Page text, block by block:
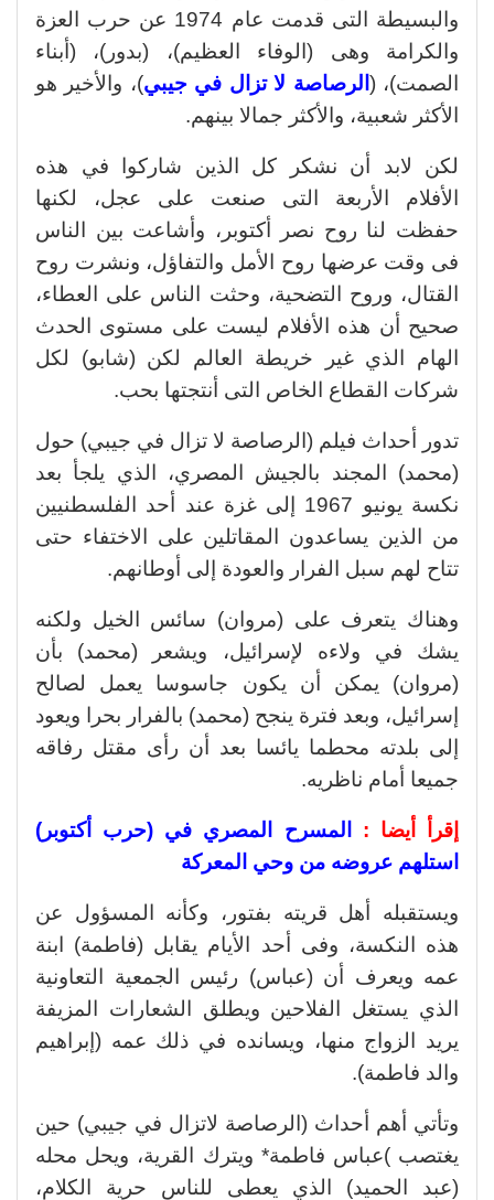
والبسيطة التى قدمت عام 1974 عن حرب العزة
والكرامة وهى (الوفاء العظيم)، (بدور)، (أبناء
الصمت)، ( الرصاصة لا تزال في جيبي)، والأخير هو
الأكثر شعبية، والأكثر جمالا بينهم.
لكن لابد أن نشكر كل الذين شاركوا في هذه
الأفلام الأربعة التى صنعت على عجل، لكنها
حفظت لنا روح نصر أكتوبر، وأشاعت بين الناس
فى وقت عرضها روح الأمل والتفاؤل، ونشرت روح
القتال، وروح التضحية، وحثت الناس على العطاء،
صحيح أن هذه الأفلام ليست على مستوى الحدث
الهام الذي غير خريطة العالم لكن (شابو) لكل
شركات القطاع الخاص التى أنتجتها بحب.
تدور أحداث فيلم (الرصاصة لا تزال في جيبي) حول
(محمد) المجند بالجيش المصري، الذي يلجأ بعد
نكسة يونيو 1967 إلى غزة عند أحد الفلسطنيين
من الذين يساعدون المقاتلين على الاختفاء حتى
تتاح لهم سبل الفرار والعودة إلى أوطانهم.
وهناك يتعرف على (مروان) سائس الخيل ولكنه
يشك في ولاءه لإسرائيل، ويشعر (محمد) بأن
(مروان) يمكن أن يكون جاسوسا يعمل لصالح
إسرائيل، وبعد فترة ينجح (محمد) بالفرار بحرا ويعود
إلى بلدته محطما يائسا بعد أن رأى مقتل رفاقه
جميعا أمام ناظريه.
إقرأ أيضا :
المسرح المصري في (حرب أكتوبر)
استلهم عروضه من وحي المعركة
ويستقبله أهل قريته بفتور، وكأنه المسؤول عن
هذه النكسة، وفى أحد الأيام يقابل (فاطمة) ابنة
عمه ويعرف أن (عباس) رئيس الجمعية التعاونية
الذي يستغل الفلاحين ويطلق الشعارات المزيفة
يريد الزواج منها، ويسانده في ذلك عمه (إبراهيم
والد فاطمة).
وتأتي أهم أحداث (الرصاصة لاتزال في جيبي) حين
يغتصب )عباس فاطمة* ويترك القرية، ويحل محله
(عبد الحميد) الذي يعطى للناس حرية الكلام،